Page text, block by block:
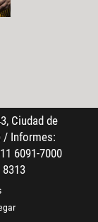
Ciudad de
/ Informes:
6091-7000